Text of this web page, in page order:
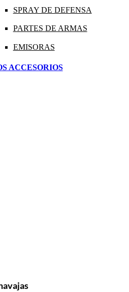
SPRAY DE DEFENSA
PARTES DE ARMAS
EMISORAS
ACCESORIOS